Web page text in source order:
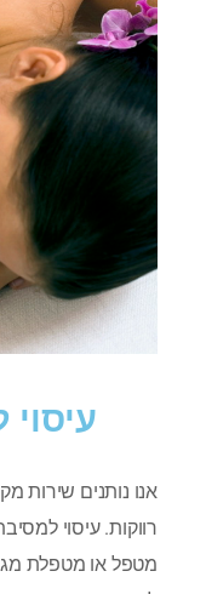
אנו נותנים שירות
רווקות. עיסוי
מטפל או מטפלת